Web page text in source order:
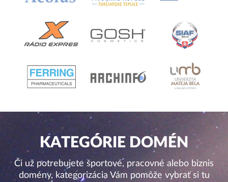
KATEGÓRIE DOMÉN
Či už potrebujete športové, pracovné alebo biznis
domény, kategorizácia Vám pomôže vybrať si tu